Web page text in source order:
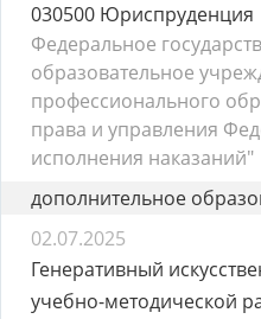
030500 Юриспруденция
Федеральное
образовательное
профессионального
права и управления
исполнения наказаний"
дополнительное
02.07.2025
Генеративный
учебно-методической